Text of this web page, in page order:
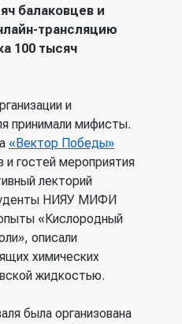
балаковцев и
трансляцию
100 тысяч
и
принимали мифисты.
«Вектор Победы»
и гостей мероприятия
лекторий
НИЯУ МИФИ
«Кислородный
описали
химических
жидкостью.
была организована